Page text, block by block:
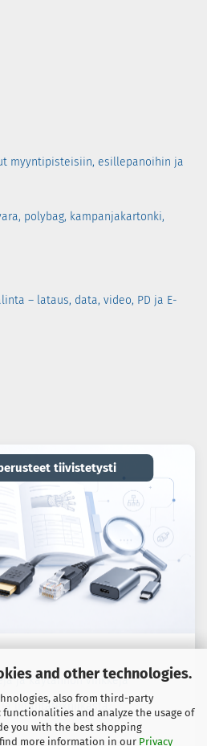
and other technologies.
also from third-party
and analyze the usage of
you with the best shopping
more information in our Privacy
myyntipisteisiin, esillepanoihin ja
polybag, kampanjakartonki,
– lataus, data, video, PD ja E-
tiivistetysti
ja käytännön vinkkejä
liitäntätekniikasta.